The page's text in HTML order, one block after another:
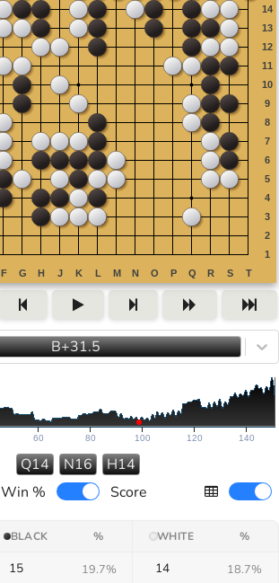
B+31.5
60 80 100 120 140
Q14 N16
H14
Win %
Score
BLACK % WHITE %
15 19.7% 14 18.7%